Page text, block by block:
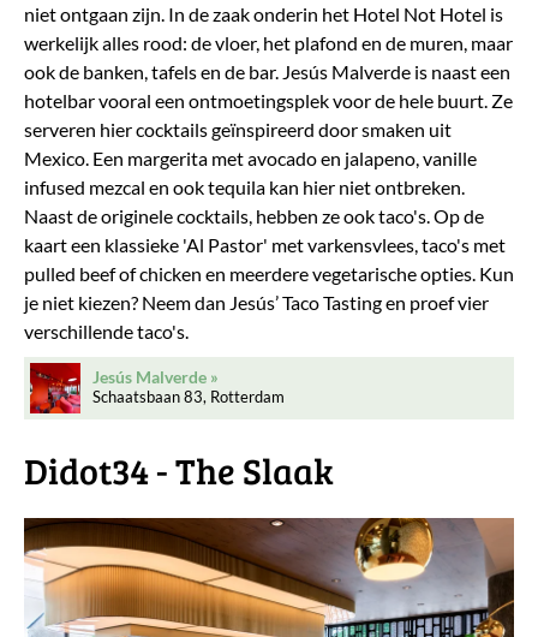
niet ontgaan zijn. In de zaak onderin het Hotel Not Hotel is
werkelijk alles rood: de vloer, het plafond en de muren, maar
ook de banken, tafels en de bar. Jesús Malverde is naast een
hotelbar vooral een ontmoetingsplek voor de hele buurt. Ze
serveren hier cocktails geïnspireerd door smaken uit
Mexico. Een margerita met avocado en jalapeno, vanille
infused mezcal en ook tequila kan hier niet ontbreken.
Naast de originele cocktails, hebben ze ook taco's. Op de
kaart een klassieke 'Al Pastor' met varkensvlees, taco's met
pulled beef of chicken en meerdere vegetarische opties. Kun
je niet kiezen? Neem dan Jesús’ Taco Tasting en proef vier
verschillende taco's.
Jesús Malverde
Schaatsbaan 83, Rotterdam
Didot34 - The Slaak